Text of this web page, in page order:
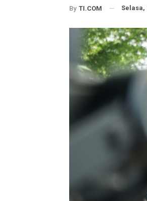
By TI.COM Selasa,